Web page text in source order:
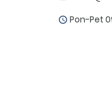
Pon-Pet